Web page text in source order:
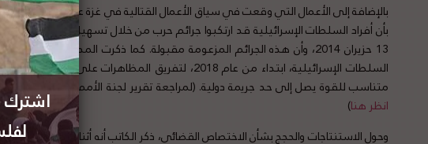
بالإضافة إلى الأعمال
بأن أفراد السلطات الإسرائيلية قد ارتكبوا جرائم حرب من خلال تسهيل نقل المدنيين
13 حزيران 2014، وأن هذه الجرائم المزعومة مقبولة. كما ذكرت المدعية أنها
السلطات الإسرائيلية، ابتداء من عام 2018، لتفريق
متناسب للقوة يصل إلى حد جريمة دولية. (لمراجعة تقرير لجنة الأمم المتحدة لنتائج
انظر هنا)
وحول الاستنتاجات والحجج بشأن الاختصاص القضائي، ذكر الكاتب أنه أثناء المفاوضات
اشترك